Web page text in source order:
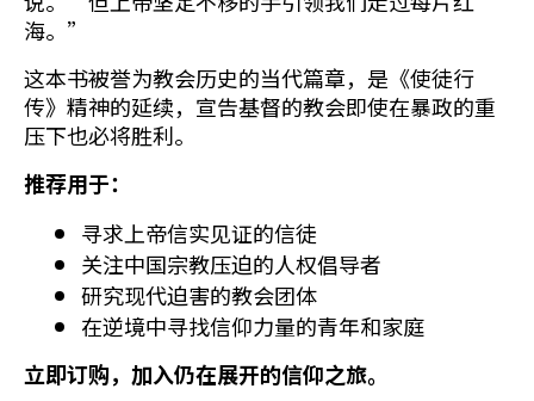
海。”
这本书被誉为教会历史的当代篇章，是《使徒行
传》精神的延续，宣告基督的教会即使在暴政的重
压下也必将胜利。
推荐用于：
寻求上帝信实见证的信徒
关注中国宗教压迫的人权倡导者
研究现代迫害的教会团体
在逆境中寻找信仰力量的青年和家庭
立即订购，加入仍在展开的信仰之旅。